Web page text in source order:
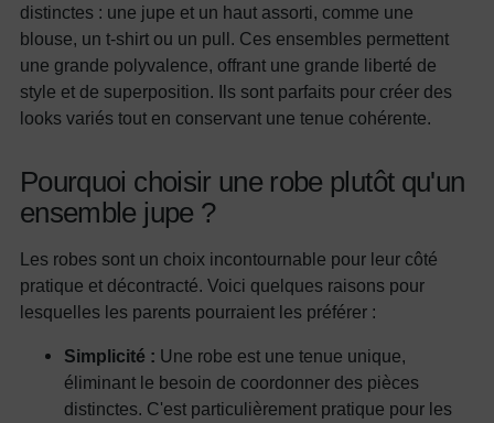
distinctes : une jupe et un haut assorti, comme une
blouse, un t-shirt ou un pull. Ces ensembles permettent
une grande polyvalence, offrant une grande liberté de
style et de superposition. Ils sont parfaits pour créer des
looks variés tout en conservant une tenue cohérente.
Pourquoi choisir une robe plutôt qu'un
ensemble jupe ?
Les robes sont un choix incontournable pour leur côté
pratique et décontracté. Voici quelques raisons pour
lesquelles les parents pourraient les préférer :
Simplicité : Une robe est une tenue unique,
éliminant le besoin de coordonner des pièces
distinctes. C'est particulièrement pratique pour les